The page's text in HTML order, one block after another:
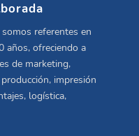
referentes en
años, ofreciendo a
de marketing,
impresión
logística,